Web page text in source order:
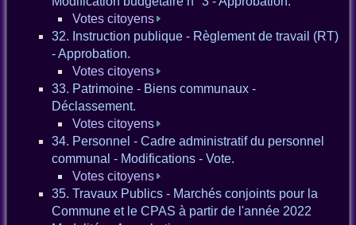
Votes citoyens
32. Instruction publique - Règlement de travail (RT)
- Approbation.
Votes citoyens
33. Patrimoine - Biens communaux -
Déclassement.
Votes citoyens
34. Personnel - Cadre administratif du personnel
communal - Modifications - Vote.
Votes citoyens
35. Travaux Publics - Marchés conjoints pour la
Commune et le CPAS à partir de l'année 2022